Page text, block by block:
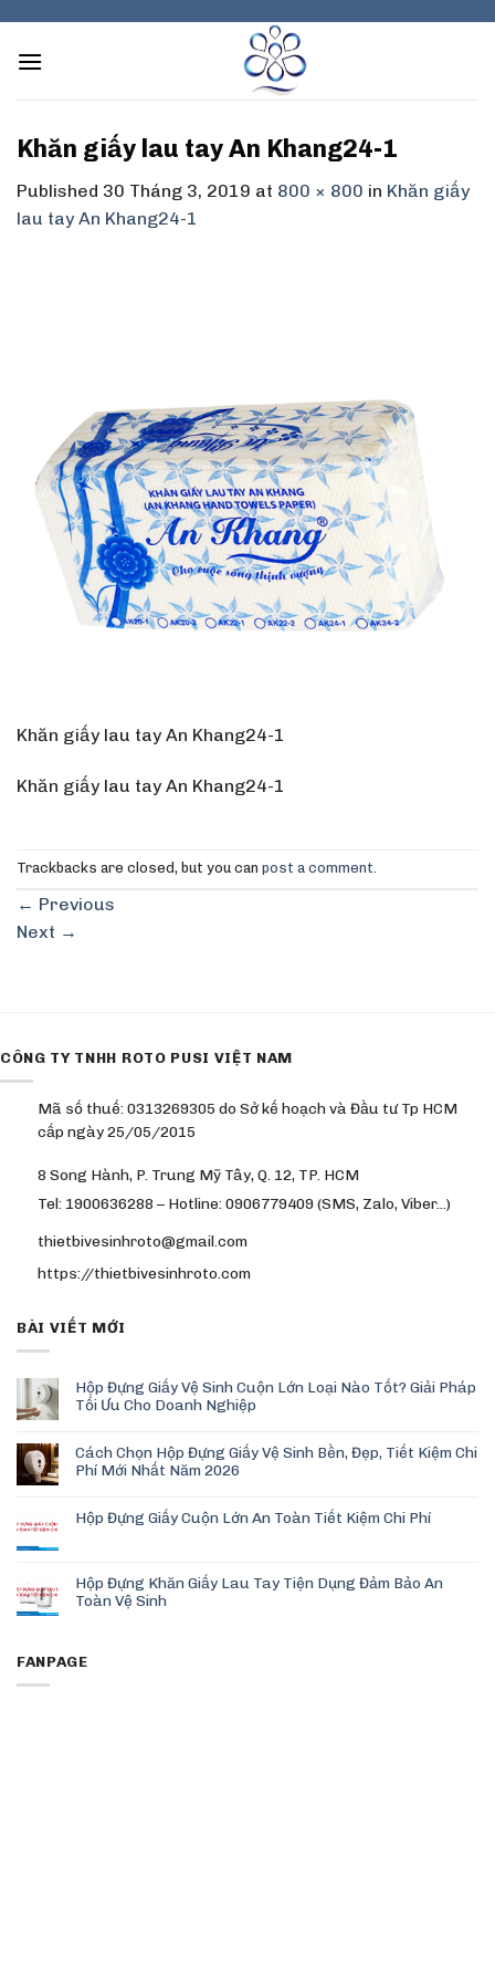
content
Khăn giấy lau tay An Khang24-1
Published 30 Tháng 3, 2019 at 800 × 800 in Khăn giấy
lau tay An Khang24-1
Khăn giấy lau tay An Khang24-1
Khăn giấy lau tay An Khang24-1
Trackbacks are closed, but you can post a comment.
← Previous
Next →
CÔNG TY TNHH ROTO PUSI VIỆT NAM
Mã số thuế: 0313269305 do Sở kế hoạch và Đầu tư Tp HCM
cấp ngày 25/05/2015
8 Song Hành, P. Trung Mỹ Tây, Q. 12, TP. HCM
Tel: 1900636288 – Hotline: 0906779409 (SMS, Zalo, Viber…)
thietbivesinhroto@gmail.com
https://thietbivesinhroto.com
BÀI VIẾT MỚI
Hộp Đựng Giấy Vệ Sinh Cuộn Lớn Loại Nào Tốt? Giải Pháp
Tối Ưu Cho Doanh Nghiệp
Cách Chọn Hộp Đựng Giấy Vệ Sinh Bền, Đẹp, Tiết Kiệm Chi
Phí Mới Nhất Năm 2026
Hộp Đựng Giấy Cuộn Lớn An Toàn Tiết Kiệm Chi Phí
Hộp Đựng Khăn Giấy Lau Tay Tiện Dụng Đảm Bảo An
Toàn Vệ Sinh
FANPAGE